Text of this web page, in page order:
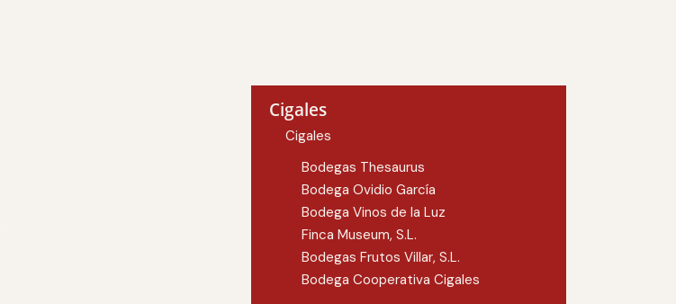
Cigales
Cigales
Bodegas Thesaurus
Bodega Ovidio García
Bodega Vinos de la Luz
Finca Museum, S.L.
Bodegas Frutos Villar, S.L.
Bodega Cooperativa Cigales